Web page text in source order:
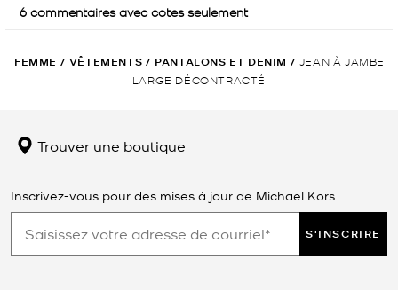
FEMME / VÊTEMENTS / PANTALONS ET DENIM / JEAN À JAMBE
LARGE DÉCONTRACTÉ
Trouver une boutique
Inscrivez-vous pour des mises à jour de Michael Kors
S'INSCRIRE